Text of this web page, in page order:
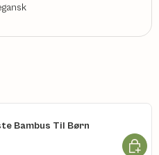
Bambus Til Børn
Læg i